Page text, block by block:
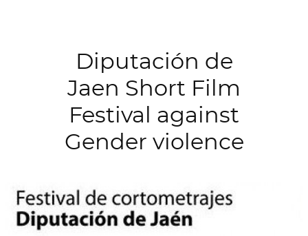
Diputación de
Jaen Short Film
Festival against
Gender violence